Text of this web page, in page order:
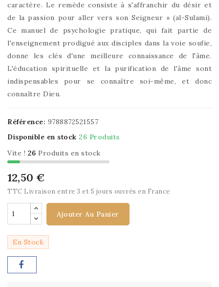
caractère. Le remède consiste à s'affranchir du désir et
de la passion pour aller vers son Seigneur » (al-Sulami).
Ce manuel de psychologie pratique, qui fait partie de
l'enseignement prodigué aux disciples dans la voie soufie,
donne les clés d'une meilleure connaissance de l'âme.
L'éducation spirituelle et la purification de l'âme sont
indispensables pour se connaître soi-même, et donc
connaître Dieu.
Référence: 9788872521557
Disponible en stock 26 Produits
Vite ! 26 Produits en stock
12,50 €
TTC Livraison entre 3 et 5 jours ouvrés en France
Ajouter Au Panier
En Stock